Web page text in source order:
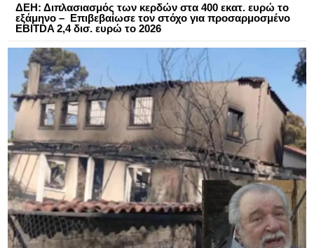
ΔΕΗ: Διπλασιασμός των κερδών στα 400 εκατ. ευρώ το
εξάμηνο – Επιβεβαίωσε τον στόχο για προσαρμοσμένο
EBITDA 2,4 δισ. ευρώ το 2026